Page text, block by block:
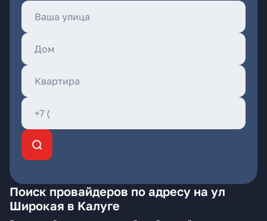
Поиск провайдеров по адресу на ул
Широкая в Калуге